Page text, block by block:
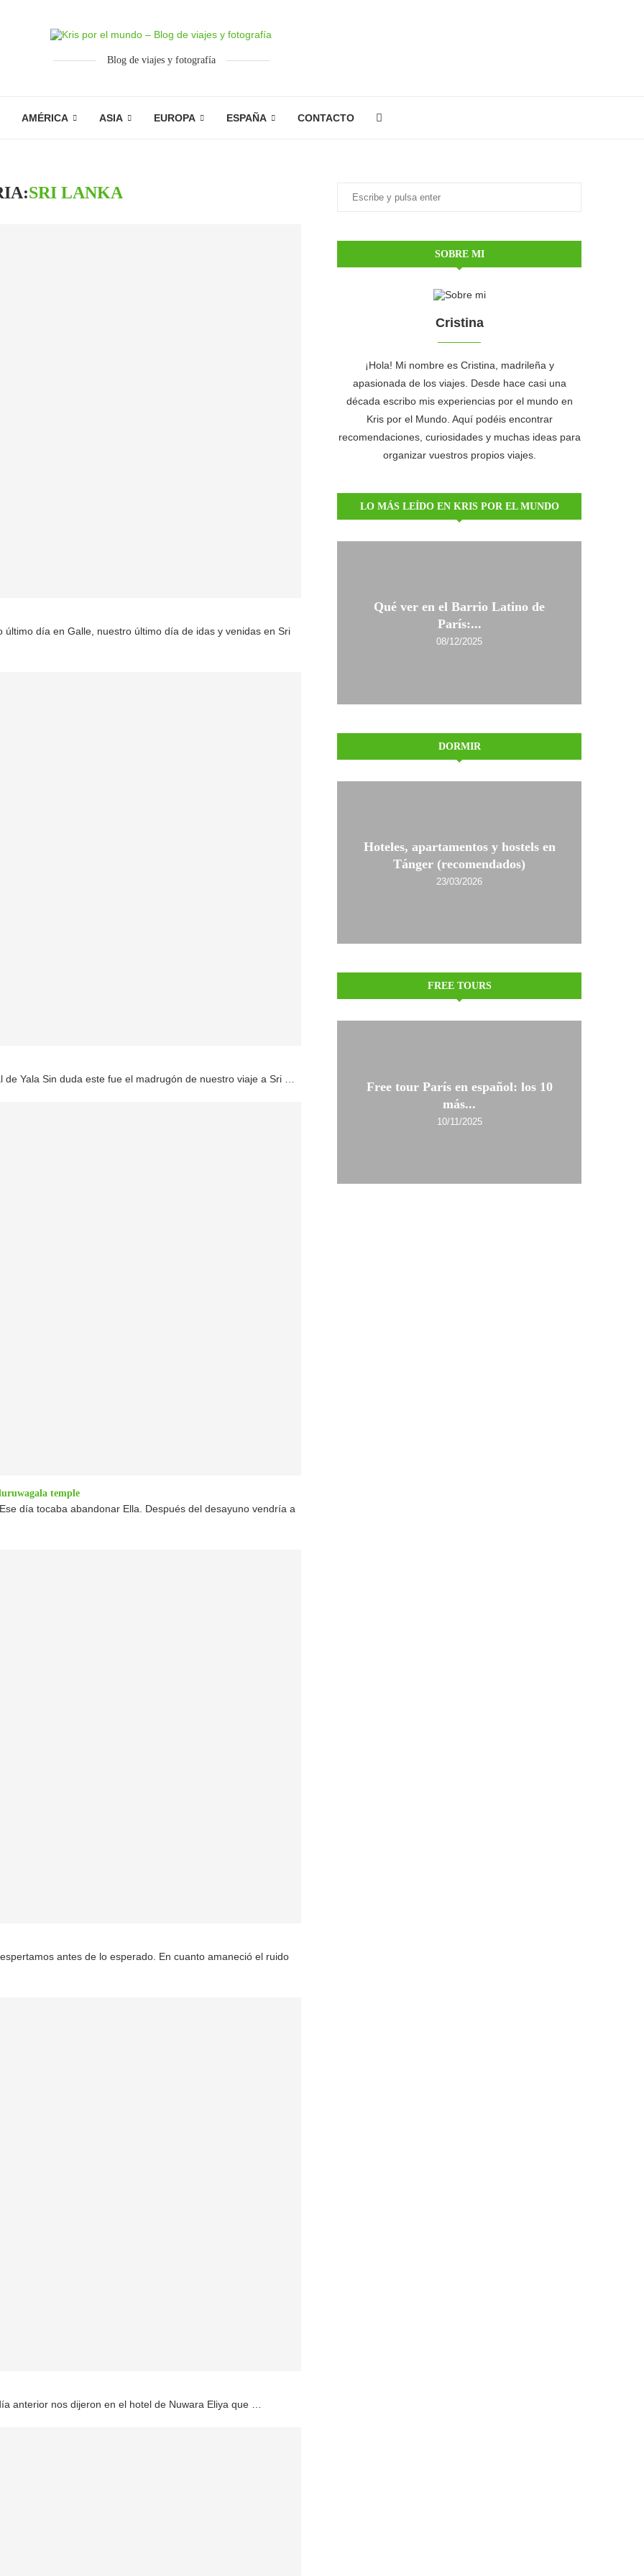
Blog de viajes y fotografía
AMÉRICA ASIA EUROPA ESPAÑA CONTACTO
SRI LANKA
día en Galle, nuestro último día de idas y venidas en Sri
Yala Sin duda este fue el madrugón de nuestro viaje a Sri …
temple
día tocaba abandonar Ella. Después del desayuno vendría a
antes de lo esperado. En cuanto amaneció el ruido
anterior nos dijeron en el hotel de Nuwara Eliya que …
SOBRE MI
Cristina
¡Hola! Mi nombre es Cristina, madrileña y
apasionada de los viajes. Desde hace casi una
década escribo mis experiencias por el mundo en
Kris por el Mundo. Aquí podéis encontrar
recomendaciones, curiosidades y muchas ideas para
organizar vuestros propios viajes.
LO MÁS LEÍDO EN KRIS POR EL MUNDO
Qué ver en el Barrio Latino de
París:...
08/12/2025
DORMIR
Hoteles, apartamentos y hostels en
Tánger (recomendados)
23/03/2026
FREE TOURS
Free tour París en español: los 10
más...
10/11/2025